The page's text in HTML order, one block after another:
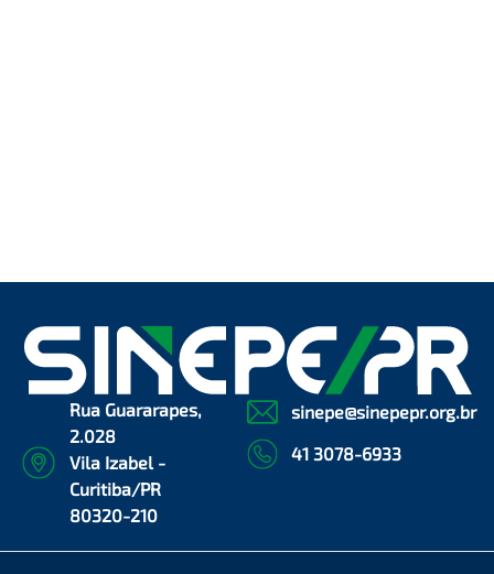
Rua Guararapes,
2.028
Vila Izabel -
Curitiba/PR
80320-210
sinepe@sinepepr.org.br
41 3078-6933